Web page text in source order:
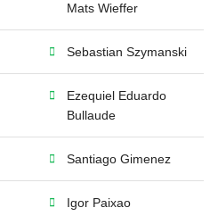
Mats Wieffer
Sebastian Szymanski
Ezequiel Eduardo
Bullaude
Santiago Gimenez
Igor Paixao